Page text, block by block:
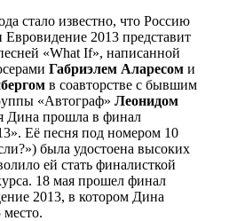
стало известно, что Россию
Евровидение 2013 представит
«What If», написанной
Габриэлем Аларесом и
в соавторстве с бывшим
«Автограф» Леонидом
Дина прошла в финал
Её песня под номером 10
была удостоена высоких
ей стать финалисткой
18 мая прошел финал
2013, в котором Дина
место.